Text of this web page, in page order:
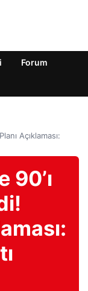
Forum
Açıklaması:
90’ı